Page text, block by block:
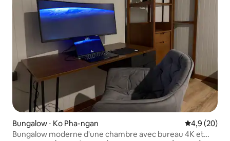
Bungalow ⋅ Ko Pha-ngan Évaluation
4,9 (20)
Bungalow moderne d'une chambre avec bureau 4K et